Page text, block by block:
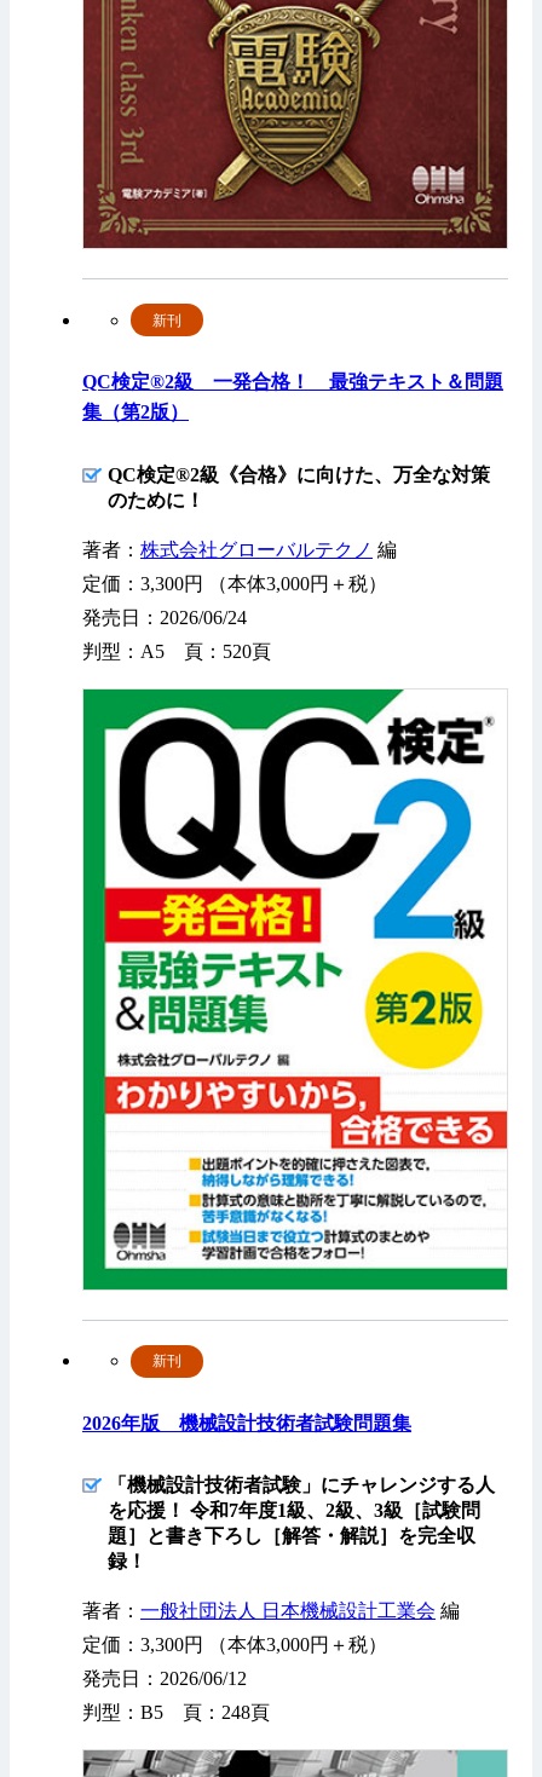
QC検定®2級 一発合格！ 最強テキスト＆問題
集（第2版）
新刊
QC検定®2級《合格》に向けた、万全な対策
のために！
著者： 株式会社グローバルテクノ 編
定価：3,300円 （本体3,000円＋税）
発売日：2026/06/24
判型：A5 頁：520頁
2026年版 機械設計技術者試験問題集
新刊
「機械設計技術者試験」にチャレンジする人
を応援！ 令和7年度1級、2級、3級［試験問
題］と書き下ろし［解答・解説］を完全収
録！
著者： 一般社団法人 日本機械設計工業会 編
定価：3,300円 （本体3,000円＋税）
発売日：2026/06/12
判型：B5 頁：248頁